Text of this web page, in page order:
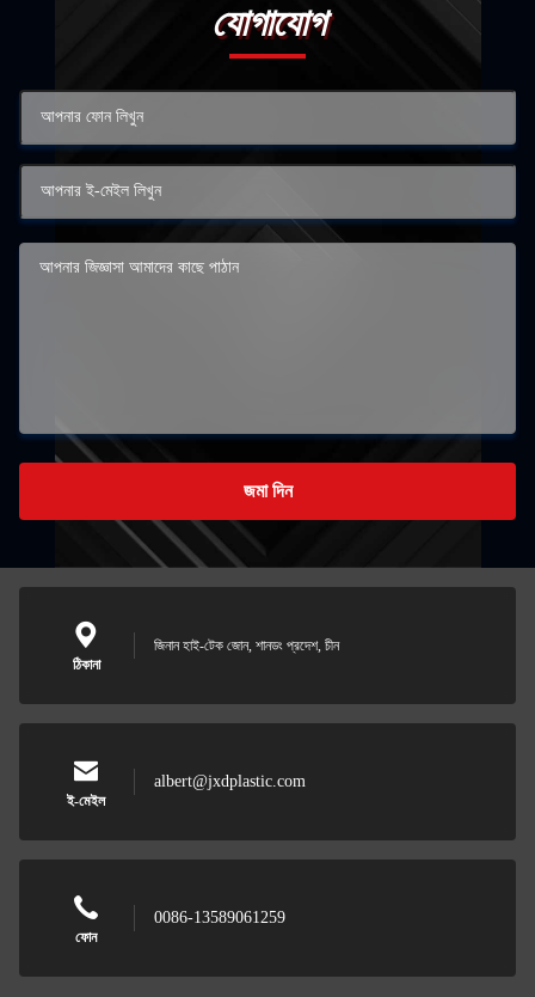
যোগাযোগ
জমা দিন
ঠিকানা
জিনান হাই-টেক জোন, শানডং প্রদেশ, চীন
ই-মেইল
albert@jxdplastic.com
ফোন
0086-13589061259